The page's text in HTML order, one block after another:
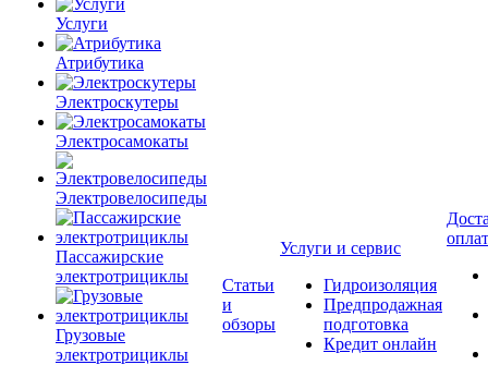
Услуги
Атрибутика
Электроскутеры
Электросамокаты
Электровелосипеды
Пассажирские
электротрициклы
Грузовые
электротрициклы
Статьи
и
обзоры
Услуги и сервис
Гидроизоляция
Предпродажная
подготовка
Кредит онлайн